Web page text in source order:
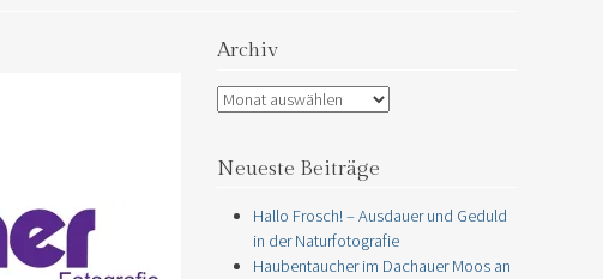
Archiv
Archiv
Neueste Beiträge
Hallo Frosch! – Ausdauer und Geduld
in der Naturfotografie
Haubentaucher im Dachauer Moos an